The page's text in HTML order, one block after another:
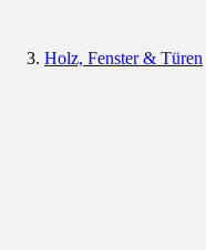
Holz, Fenster & Türen